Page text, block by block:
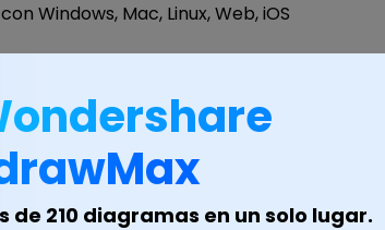
Windows, Mac, Linux, Web, iOS
de 210 diagramas en un solo lugar.